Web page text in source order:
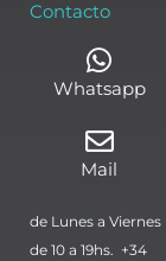
Contacto
Whatsapp
Mail
de Lunes a Viernes
de 10 a 19hs. +34